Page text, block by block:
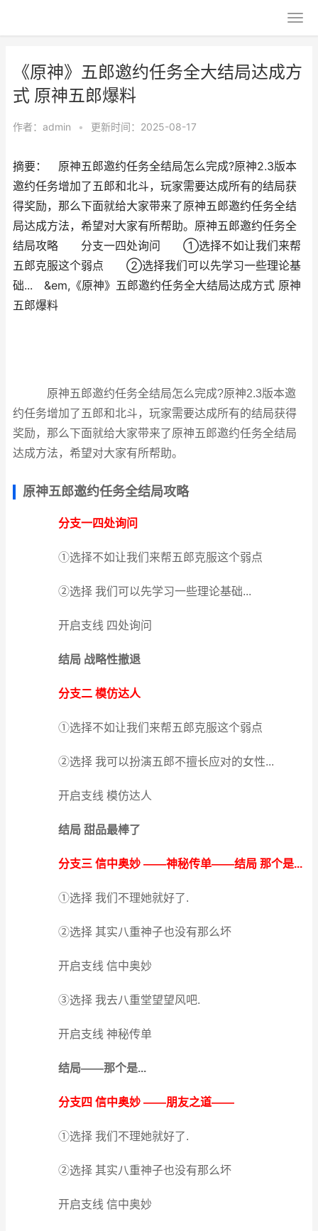
《原神》五郎邀约任务全大结局达成方
式 原神五郎爆料
作者： admin • 更新时间：2025-08-17
摘要： 原神五郎邀约任务全结局怎么完成?原神2.3版本
邀约任务增加了五郎和北斗，玩家需要达成所有的结局获
得奖励，那么下面就给大家带来了原神五郎邀约任务全结
局达成方法，希望对大家有所帮助。原神五郎邀约任务全
结局攻略 分支一四处询问 ①选择不如让我们来帮
五郎克服这个弱点 ②选择我们可以先学习一些理论基
础... &em,《原神》五郎邀约任务全大结局达成方式 原神
五郎爆料
原神五郎邀约任务全结局怎么完成?原神2.3版本邀
约任务增加了五郎和北斗，玩家需要达成所有的结局获得
奖励，那么下面就给大家带来了原神五郎邀约任务全结局
达成方法，希望对大家有所帮助。
原神五郎邀约任务全结局攻略
分支一四处询问
①选择不如让我们来帮五郎克服这个弱点
②选择 我们可以先学习一些理论基础...
开启支线 四处询问
结局 战略性撤退
分支二 模仿达人
①选择不如让我们来帮五郎克服这个弱点
②选择 我可以扮演五郎不擅长应对的女性...
开启支线 模仿达人
结局 甜品最棒了
分支三 信中奥妙 ——神秘传单——结局 那个是...
①选择 我们不理她就好了.
②选择 其实八重神子也没有那么坏
开启支线 信中奥妙
③选择 我去八重堂望望风吧.
开启支线 神秘传单
结局——那个是...
分支四 信中奥妙 ——朋友之道——
①选择 我们不理她就好了.
②选择 其实八重神子也没有那么坏
开启支线 信中奥妙